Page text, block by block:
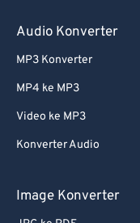
Audio Konverter
MP3 Konverter
MP4 ke MP3
Video ke MP3
Konverter Audio
Image Konverter